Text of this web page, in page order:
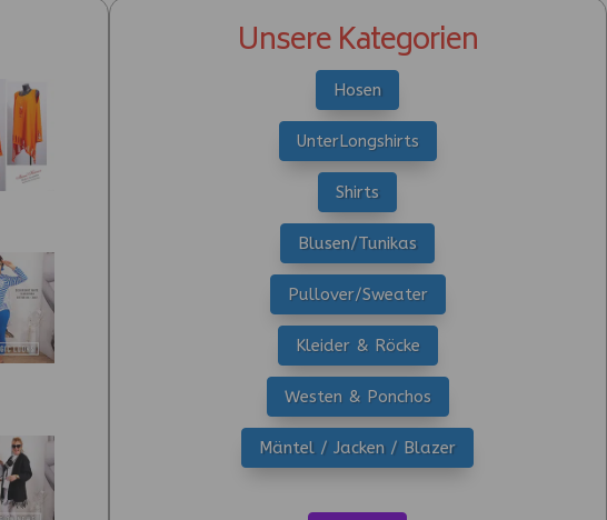
Unsere Kategorien
Hosen
UnterLongshirts
Shirts
Blusen/Tunikas
Pullover/Sweater
Kleider & Röcke
Westen & Ponchos
Mäntel / Jacken / Blazer